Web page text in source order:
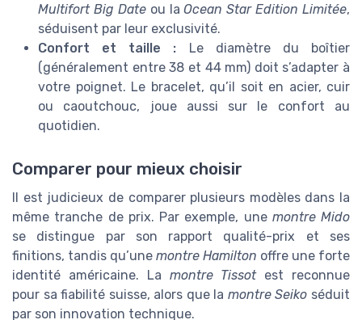
Multifort Big Dateou laOcean Star Edition Limitée,
séduisent par leur exclusivité.
Confort et taille : Le diamètre du boîtier
(généralement entre 38 et 44 mm) doit s’adapter à
votre poignet. Le bracelet, qu’il soit en acier, cuir
ou caoutchouc, joue aussi sur le confort au
quotidien.
Comparer pour mieux choisir
Il est judicieux de comparer plusieurs modèles dans la
même tranche de prix. Par exemple, une montre Mido
se distingue par son rapport qualité-prix et ses
finitions, tandis qu’une montre Hamilton offre une forte
identité américaine. La montre Tissotest reconnue
pour sa fiabilité suisse, alors que la montre Seiko séduit
par son innovation technique.